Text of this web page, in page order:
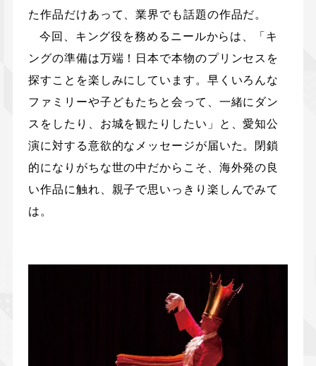
た作品だけあって、業界でも話題の作品だ。
今回、キング役を務めるニールからは、「キ
ングの準備は万端！日本で本物のプリンセスを
探すことを楽しみにしています。早くいろんな
ファミリーや子どもたちと会って、一緒にダン
スをしたり、お城を観たりしたい」と、愛知公
演に対する意欲的なメッセージが届いた。閉鎖
的になりがちな世の中だからこそ、海外発の良
い作品に触れ、親子で思いっきり楽しんでみて
は。